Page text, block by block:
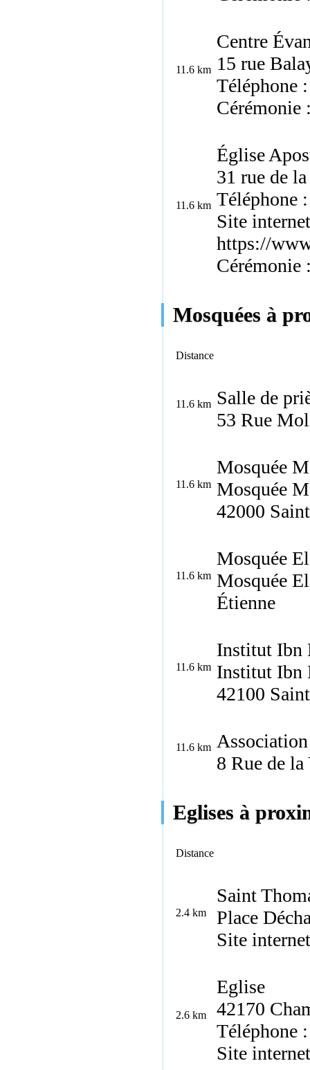
11.6 km
Centre
15 rue
Téléphone
Cérémonie
11.6 km
Église
31 rue de
Téléphone
Site
https://
Cérémonie
Mosquées à
Distance
11.6 km Salle de
53 Rue
11.6 km
Mosquée
Mosquée
42000
11.6 km
Mosquée
Mosquée
Étienne
11.6 km
Institut Ibn
Institut Ibn
42100
11.6 km
8 Rue de
Eglises à
Distance
2.4 km
Saint
Place
Site
2.6 km
Eglise
42170
Téléphone
Site